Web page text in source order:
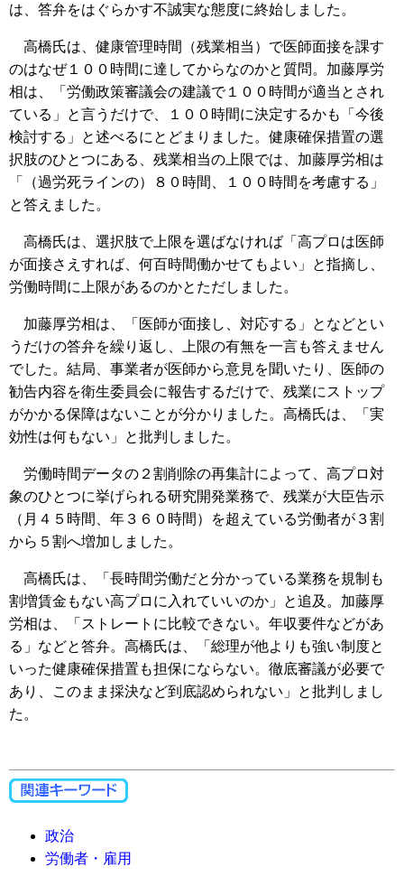
は、答弁をはぐらかす不誠実な態度に終始しました。
高橋氏は、健康管理時間（残業相当）で医師面接を課す
のはなぜ１００時間に達してからなのかと質問。加藤厚労
相は、「労働政策審議会の建議で１００時間が適当とされ
ている」と言うだけで、１００時間に決定するかも「今後
検討する」と述べるにとどまりました。健康確保措置の選
択肢のひとつにある、残業相当の上限では、加藤厚労相は
「（過労死ラインの）８０時間、１００時間を考慮する」
と答えました。
高橋氏は、選択肢で上限を選ばなければ「高プロは医師
が面接さえすれば、何百時間働かせてもよい」と指摘し、
労働時間に上限があるのかとただしました。
加藤厚労相は、「医師が面接し、対応する」となどとい
うだけの答弁を繰り返し、上限の有無を一言も答えません
でした。結局、事業者が医師から意見を聞いたり、医師の
勧告内容を衛生委員会に報告するだけで、残業にストップ
がかかる保障はないことが分かりました。高橋氏は、「実
効性は何もない」と批判しました。
労働時間データの２割削除の再集計によって、高プロ対
象のひとつに挙げられる研究開発業務で、残業が大臣告示
（月４５時間、年３６０時間）を超えている労働者が３割
から５割へ増加しました。
高橋氏は、「長時間労働だと分かっている業務を規制も
割増賃金もない高プロに入れていいのか」と追及。加藤厚
労相は、「ストレートに比較できない。年収要件などがあ
る」などと答弁。高橋氏は、「総理が他よりも強い制度と
いった健康確保措置も担保にならない。徹底審議が必要で
あり、このまま採決など到底認められない」と批判しまし
た。
政治
労働者・雇用